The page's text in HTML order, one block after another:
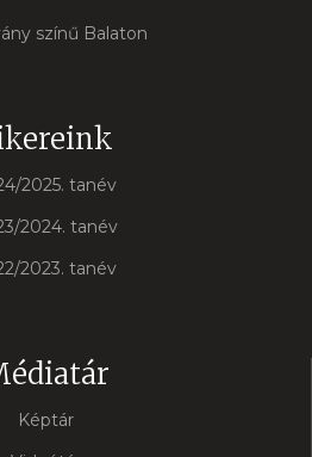
színű Balaton
2025. tanév
2024. tanév
2023. tanév
Képtár